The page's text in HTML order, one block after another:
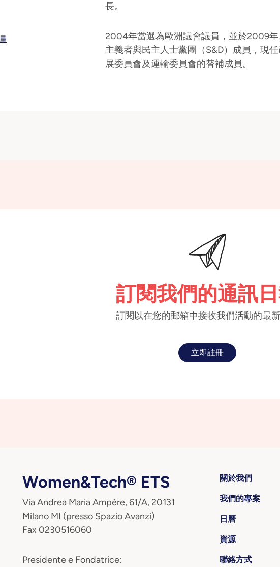
長。
2004年當選為歐洲議會議員，並於2009
主義者與民主人士黨團（S&D）成員，現
展委員會及運輸委員會的替補成員。
訂閱我們的通訊
訂閱以在您的郵箱中接收我們活動的最
立即註冊
Women&Tech® ETS
Via Andrea Maria Ampère, 61/A, 20131
Milano MI (presso Spazio Avanzi)
Fax 0230516060
Presidente e Fondatrice:
關於我們
我們的專案
日曆
資源
聯絡方式